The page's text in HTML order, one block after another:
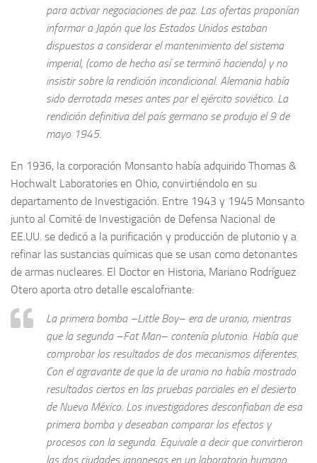
para activar negociaciones de paz. Las ofertas proponían
informar a Japón que los Estados Unidos estaban
dispuestos a considerar el mantenimiento del sistema
imperial, (como de hecho así se terminó haciendo) y no
insistir sobre la rendición incondicional. Alemania había
sido derrotada meses antes por el ejército soviético. La
rendición definitiva del país germano se produjo el 9 de
mayo 1945.
En 1936, la corporación Monsanto había adquirido Thomas &
Hochwalt Laboratories en Ohio, convirtiéndolo en su
departamento de Investigación. Entre 1943 y 1945 Monsanto
junto al Comité de Investigación de Defensa Nacional de
EE.UU. se dedicó a la purificación y producción de plutonio y a
refinar las sustancias químicas que se usan como detonantes
de armas nucleares. El Doctor en Historia, Mariano Rodríguez
Otero aporta otro detalle escalofriante:
La primera bomba –Little Boy– era de uranio, mientras
que la segunda –Fat Man– contenía plutonio. Había que
comprobar los resultados de dos mecanismos diferentes.
Con el agravante de que la de uranio no había mostrado
resultados ciertos en las pruebas parciales en el desierto
de Nuevo México. Los investigadores desconfiaban de esa
primera bomba y deseaban comparar los efectos y
procesos con la segunda. Equivale a decir que convirtieron
las dos ciudades japonesas en un laboratorio humano.